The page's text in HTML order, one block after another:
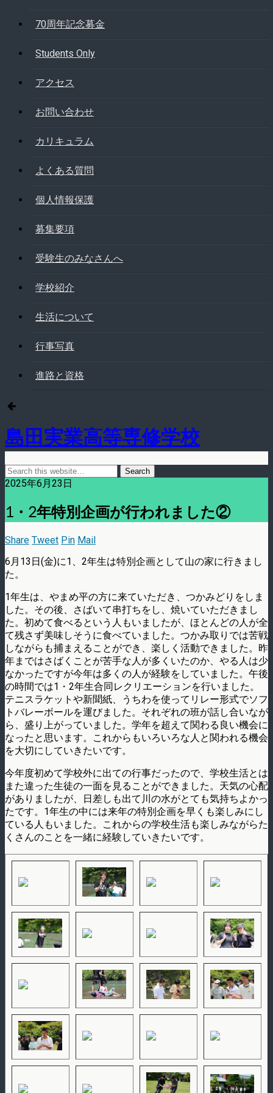
70周年記念募金
Students Only
アクセス
お問い合わせ
カリキュラム
よくある質問
個人情報保護
募集要項
受験生のみなさんへ
学校紹介
生活について
行事写真
進路と資格
島田実業高等専修学校
2025年6月23日
1・2年特別企画が行われました②
Share Tweet Pin Mail
6月13日(金)に1、2年生は特別企画として山の家に行きまし
た。
1年生は、やまめ平の方に来ていただき、つかみどりをしま
した。その後、さばいて串打ちをし、焼いていただきまし
た。初めて食べるという人もいましたが、ほとんどの人が全
て残さず美味しそうに食べていました。つかみ取りでは苦戦
しながらも捕まえることができ、楽しく活動できました。昨
年まではさばくことが苦手な人が多くいたのか、やる人は少
なかったですが今年は多くの人が経験をしていました。午後
の時間では1・2年生合同レクリエーションを行いました。
テニスラケットや新聞紙、うちわを使ってリレー形式でソフ
トバレーボールを運びました。それぞれの班が話し合いなが
ら、盛り上がっていました。学年を超えて関わる良い機会に
なったと思います。これからもいろいろな人と関われる機会
を大切にしていきたいです。
今年度初めて学校外に出ての行事だったので、学校生活とは
また違った生徒の一面を見ることができました。天気の心配
がありましたが、日差しも出て川の水がとても気持ちよかっ
たです。1年生の中には来年の特別企画を早くも楽しみにし
ている人もいました。これからの学校生活も楽しみながらた
くさんのことを一緒に経験していきたいです。